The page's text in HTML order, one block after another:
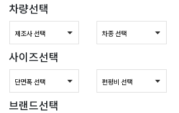
차량선택
사이즈선택
브랜드선택